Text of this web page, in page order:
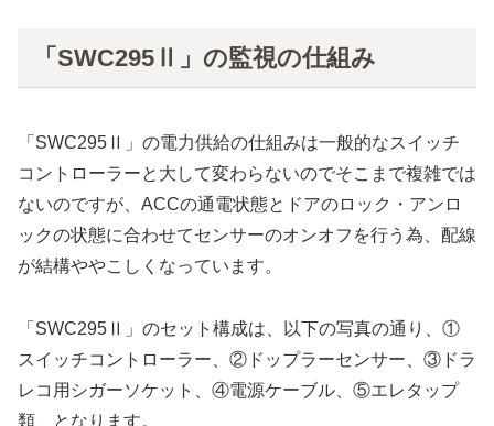
「SWC295Ⅱ」の監視の仕組み
「SWC295Ⅱ」の電力供給の仕組みは一般的なスイッチ
コントローラーと大して変わらないのでそこまで複雑では
ないのですが、ACCの通電状態とドアのロック・アンロ
ックの状態に合わせてセンサーのオンオフを行う為、配線
が結構ややこしくなっています。
「SWC295Ⅱ」のセット構成は、以下の写真の通り、①
スイッチコントローラー、②ドップラーセンサー、③ドラ
レコ用シガーソケット、④電源ケーブル、⑤エレタップ
類、となります。